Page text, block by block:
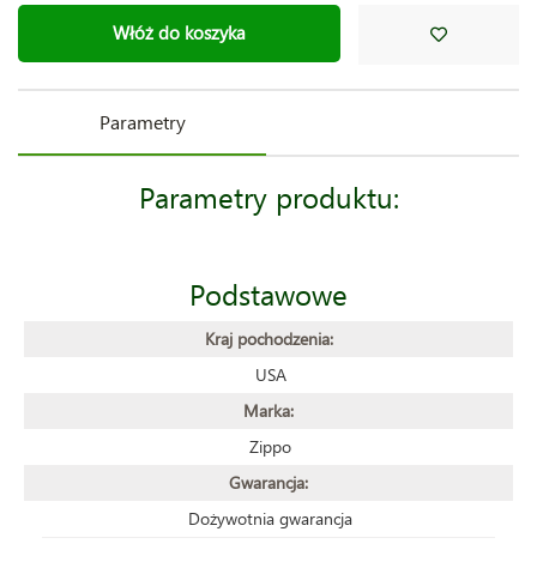
Włóż do koszyka
Parametry
Parametry produktu:
Podstawowe
Kraj pochodzenia:
USA
Marka:
Zippo
Gwarancja:
Dożywotnia gwarancja